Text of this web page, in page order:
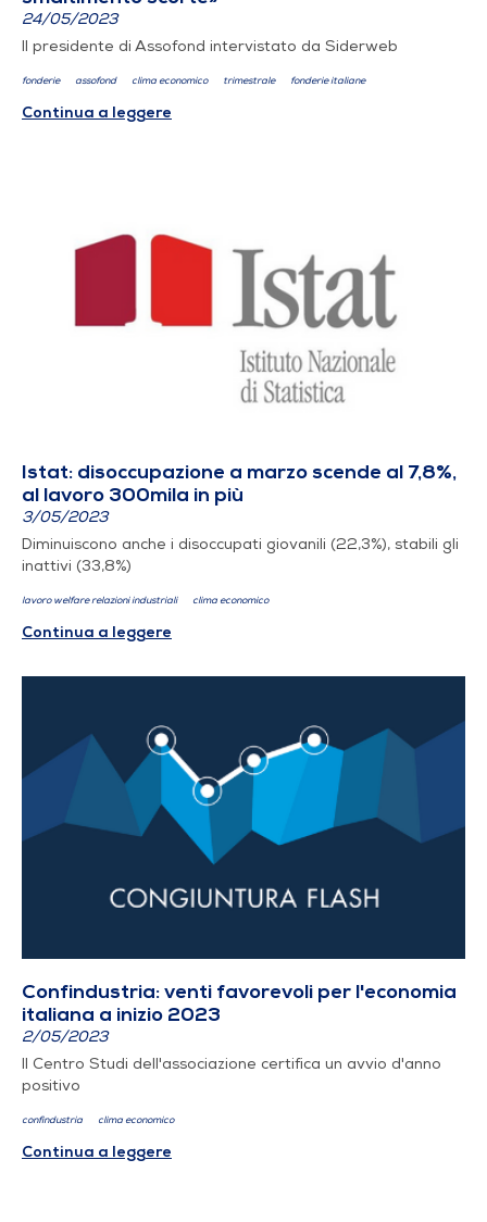
24/05/2023
Il presidente di Assofond intervistato da Siderweb
fonderie assofond clima economico trimestrale fonderie italiane
Continua a leggere
Istat: disoccupazione a marzo scende al 7,8%,
al lavoro 300mila in più
3/05/2023
Diminuiscono anche i disoccupati giovanili (22,3%), stabili gli
inattivi (33,8%)
lavoro welfare relazioni industriali clima economico
Continua a leggere
Confindustria: venti favorevoli per l'economia
italiana a inizio 2023
2/05/2023
Il Centro Studi dell'associazione certifica un avvio d'anno
positivo
confindustria clima economico
Continua a leggere